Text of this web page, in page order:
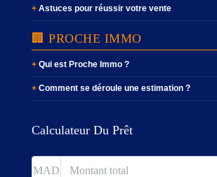
Astuces pour réussir votre vente
🏢 PROCHE IMMO
Qui est Proche Immo ?
Comment se déroule une estimation ?
Calculateur Du Prêt
MAD